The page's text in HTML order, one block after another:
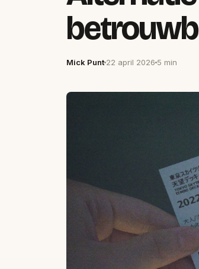
Mick Punt 22 april 2026 5 min